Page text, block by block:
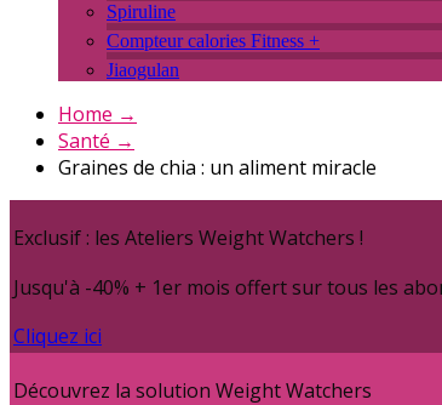
Spiruline
Compteur calories Fitness +
Jiaogulan
Home →
Santé →
Graines de chia : un aliment miracle
Exclusif : les Ateliers Weight Watchers !
Jusqu'à -40% + 1er mois offert sur tous les
Cliquez ici
Découvrez la solution Weight Watchers